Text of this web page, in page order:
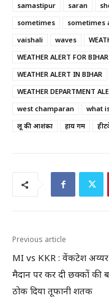
samastipur
saran
sometimes
sometimes
vaishali
waves
WEATHER ALERT FOR BIHAR
WEATHER ALERT IN BIHAR
WEATHER DEPARTMENT
west champaran
what
लू की आशंका
हाय गर्मी
Previous article
MI vs KKR : वेंकटेश
मैदान पर कर दी छक्कों की
ठोक दिया तूफानी शतक